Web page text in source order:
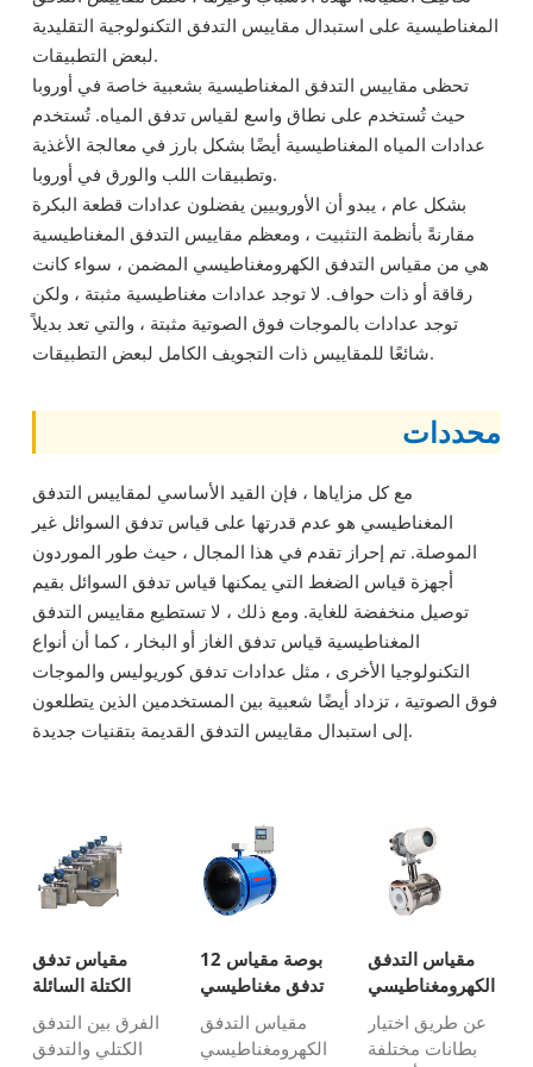
المغناطيسية على استبدال مقاييس التدفق التكنولوجية التقليدية
لبعض التطبيقات.
تحظى مقاييس التدفق المغناطيسية بشعبية خاصة في أوروبا
حيث تُستخدم على نطاق واسع لقياس تدفق المياه. تُستخدم
عدادات المياه المغناطيسية أيضًا بشكل بارز في معالجة الأغذية
وتطبيقات اللب والورق في أوروبا.
بشكل عام ، يبدو أن الأوروبيين يفضلون عدادات قطعة البكرة
مقارنةً بأنظمة التثبيت ، ومعظم مقاييس التدفق المغناطيسية
هي من مقياس التدفق الكهرومغناطيسي المضمن ، سواء كانت
رقاقة أو ذات حواف. لا توجد عدادات مغناطيسية مثبتة ، ولكن
توجد عدادات بالموجات فوق الصوتية مثبتة ، والتي تعد بديلاً
شائعًا للمقاييس ذات التجويف الكامل لبعض التطبيقات.
محددات
مع كل مزاياها ، فإن القيد الأساسي لمقاييس التدفق
المغناطيسي هو عدم قدرتها على قياس تدفق السوائل غير
الموصلة. تم إحراز تقدم في هذا المجال ، حيث طور الموردون
أجهزة قياس الضغط التي يمكنها قياس تدفق السوائل بقيم
توصيل منخفضة للغاية. ومع ذلك ، لا تستطيع مقاييس التدفق
المغناطيسية قياس تدفق الغاز أو البخار ، كما أن أنواع
التكنولوجيا الأخرى ، مثل عدادات تدفق كوريوليس والموجات
فوق الصوتية ، تزداد أيضًا شعبية بين المستخدمين الذين يتطلعون
إلى استبدال مقاييس التدفق القديمة بتقنيات جديدة.
مقياس تدفق
الكتلة السائلة
الفرق بين التدفق
الكتلي والتدفق
12 بوصة مقياس
تدفق مغناطيسي
مقياس التدفق
الكهرومغناطيسي
مقياس التدفق
الكهرومغناطيسي
للسائل المسببة
للتآكل
عن طريق اختيار
بطانات مختلفة